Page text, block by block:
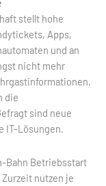
stellt hohe
Apps,
und an
nicht mehr
die
sind neue
IT-Lösungen.
Bahn Betriebsstart
nutzen je